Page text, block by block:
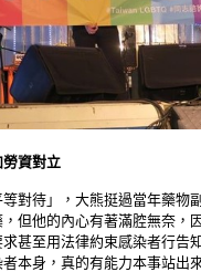
資對立
等對待」，大熊挺過當年藥物
但他的內心有著滿腔無奈，
甚至用法律約束感染者行告
本身，真的有能力本事站出